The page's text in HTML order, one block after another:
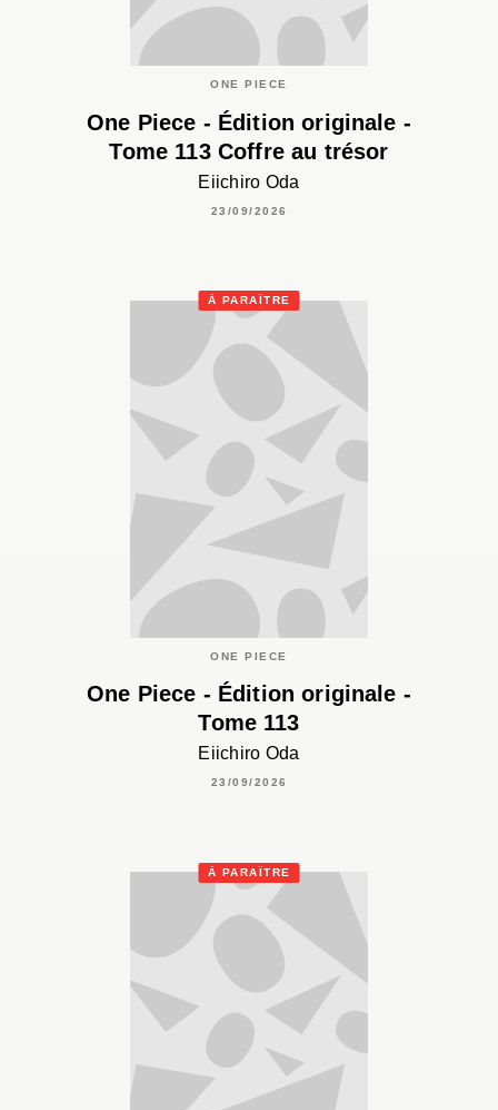
ONE PIECE
One Piece - Édition originale -
Tome 113 Coffre au trésor
Eiichiro Oda
23/09/2026
À PARAÎTRE
ONE PIECE
One Piece - Édition originale -
Tome 113
Eiichiro Oda
23/09/2026
À PARAÎTRE